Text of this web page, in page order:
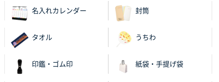
ワンポイントポリ袋 A4サイズ
2025年12月24日 13:22
ワンポイント箔押し紙袋 M横サイズ(A4対応)100
名入れカレンダー 封筒
タオル うちわ
印鑑・ゴム印 紙袋・手提げ袋